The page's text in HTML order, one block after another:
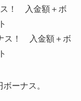
！ 入金額＋ボ
ス！ 入金額＋ボ
ーナス。